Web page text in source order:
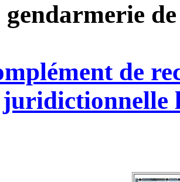
gendarmerie
de
juridictionnelle